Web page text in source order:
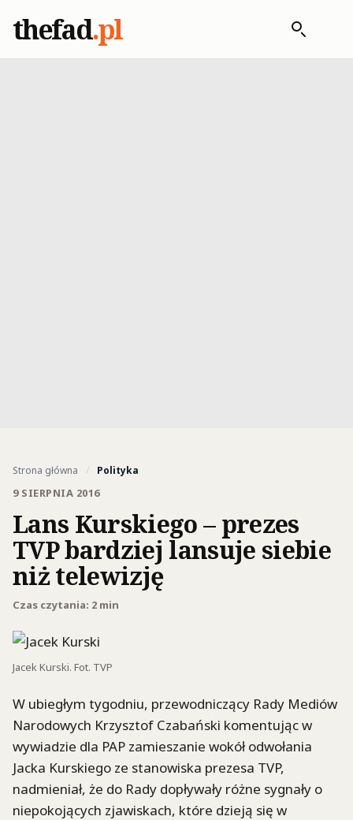
thefad.pl
Strona główna / Polityka
9 SIERPNIA 2016
Lans Kurskiego – prezes
TVP bardziej lansuje siebie
niż telewizję
Czas czytania: 2 min
Jacek Kurski. Fot. TVP
W ubiegłym tygodniu, przewodniczący Rady Mediów
Narodowych Krzysztof Czabański komentując w
wywiadzie dla PAP zamieszanie wokół odwołania
Jacka Kurskiego ze stanowiska prezesa TVP,
nadmieniał, że do Rady dopływały różne sygnały o
niepokojących zjawiskach, które dzieją się w